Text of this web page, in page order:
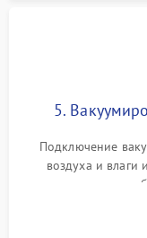
5.
Подключение
воздуха и влаги
дозированным
электронным